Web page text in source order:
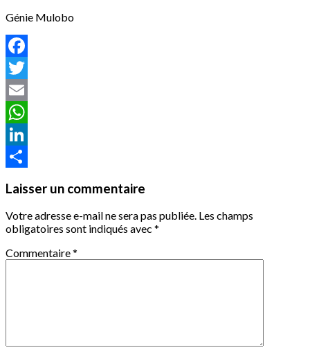
Génie Mulobo
Facebook
Twitter
Email
WhatsApp
LinkedIn
Laisser un commentaire
Votre adresse e-mail ne sera pas publiée. Les champs
obligatoires sont indiqués avec *
Commentaire*